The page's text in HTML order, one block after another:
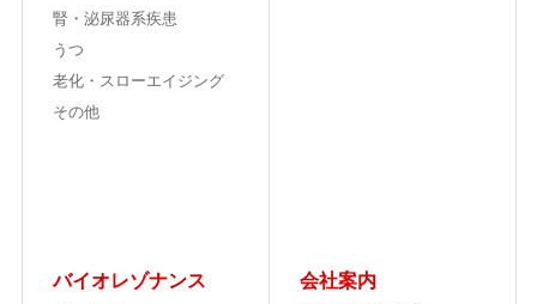
腎・泌尿器系疾患
うつ
老化・スローエイジング
その他
バイオレゾナンス 会社案内